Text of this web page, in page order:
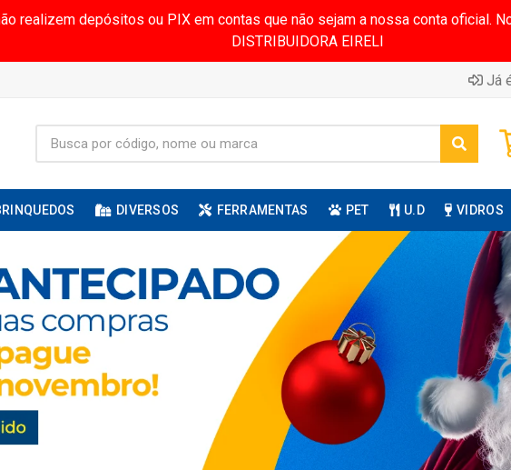
realizem depósitos ou PIX em contas que não sejam a nossa conta oficial.
DISTRIBUIDORA EIRELI
Já
DIVERSOS FERRAMENTAS PET U.D VIDROS